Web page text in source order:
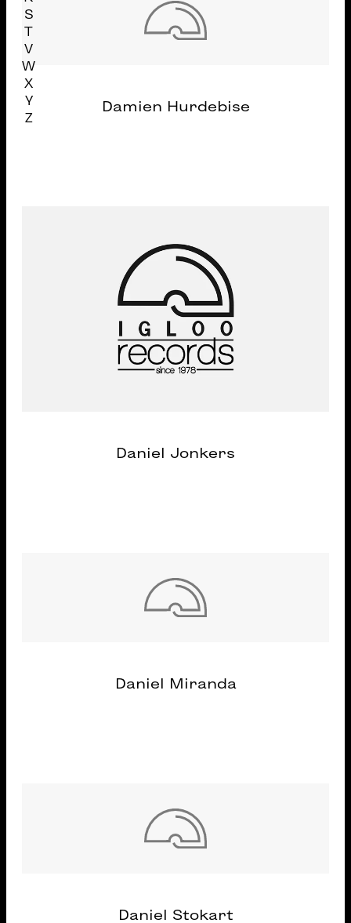
S
T
V
W
X
Y
Z
Damien Hurdebise
Daniel Jonkers
Daniel Miranda
Daniel Stokart